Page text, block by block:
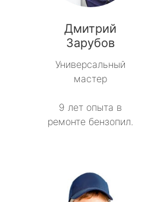
Дмитрий
Зарубов
Универсальный
мастер
9 лет опыта в
ремонте бензопил.